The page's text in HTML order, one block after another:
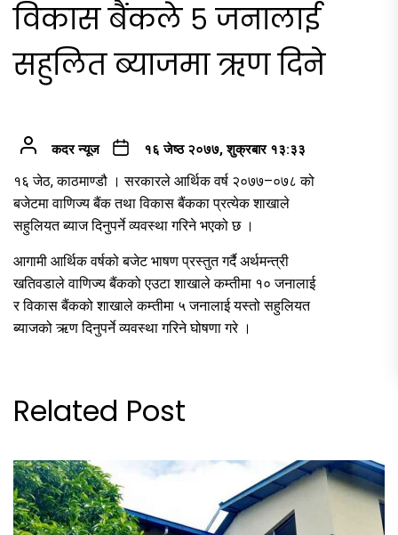
विकास बैंकले ५ जनालाई
सहुलित ब्याजमा ऋण दिने
कदर न्यूज १६ जेष्ठ २०७७, शुक्रबार १३:३३
१६ जेठ, काठमाण्डौ । सरकारले आर्थिक वर्ष २०७७–०७८ को
बजेटमा वाणिज्य बैंक तथा विकास बैंकका प्रत्येक शाखाले
सहुलियत ब्याज दिनुपर्ने व्यवस्था गरिने भएको छ ।
आगामी आर्थिक वर्षको बजेट भाषण प्रस्तुत गर्दै अर्थमन्त्री
खतिवडाले वाणिज्य बैंकको एउटा शाखाले कम्तीमा १० जनालाई
र विकास बैंकको शाखाले कम्तीमा ५ जनालाई यस्तो सहुलियत
ब्याजको ऋण दिनुपर्ने व्यवस्था गरिने घोषणा गरे ।
Related Post